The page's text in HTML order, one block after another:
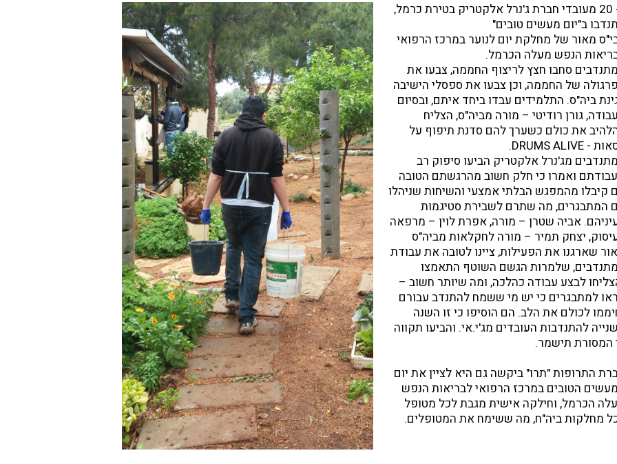
- 20 מעובדי חברת ג'נרל אלקטריק בטירת כרמל,
ב"יום מעשים טובים"
מאור של מחלקת יום לנוער במרכז הרפואי
הנפש מעלה הכרמל.
סחבו חצץ לריצוף החממה, צבעו את
של החממה, וכן צבעו את ספסלי הישיבה
ביה"ס. התלמידים עבדו ביחד איתם, ובסיום
גורן רודיטי – מורה מביה"ס, הצליח
את כולם כשערך להם סדנת תיפוף על
-
DRUMS ALIVE
.
מג'נרל אלקטריק הביעו סיפוק רב
ואמרו כי חלק חשוב מהרגשתם הטובה
קיבלו מהמפגש הבלתי אמצעי והשיחות שניהלו
המתבגרים, מה שתרם לשבירת סטיגמות
אביה שטרן – מורה, אפרת לוין – מרפאה
יצחק תמיר – מורה לחקלאות מביה"ס
שארגנו את הפעילות, ציינו לטובה את עבודת
שלמרות הגשם השוטף התאמצו
לבצע עבודה כהלכה, ומה שיותר חשוב –
למתבגרים כי יש מי ששמח להתנדב עבורם
לכולם את הלב. הם הוסיפו כי זו השנה
להתנדבות העובדים מג'י.אי. והביעו תקווה
המסורת תישמר.
התרופות "תרו" ביקשה גם היא לציין את יום
הטובים במרכז הרפואי לבריאות הנפש
הכרמל, וחילקה אישית מגבת לכל מטופל
מחלקות ביה"ח, מה ששימח את המטופלים.